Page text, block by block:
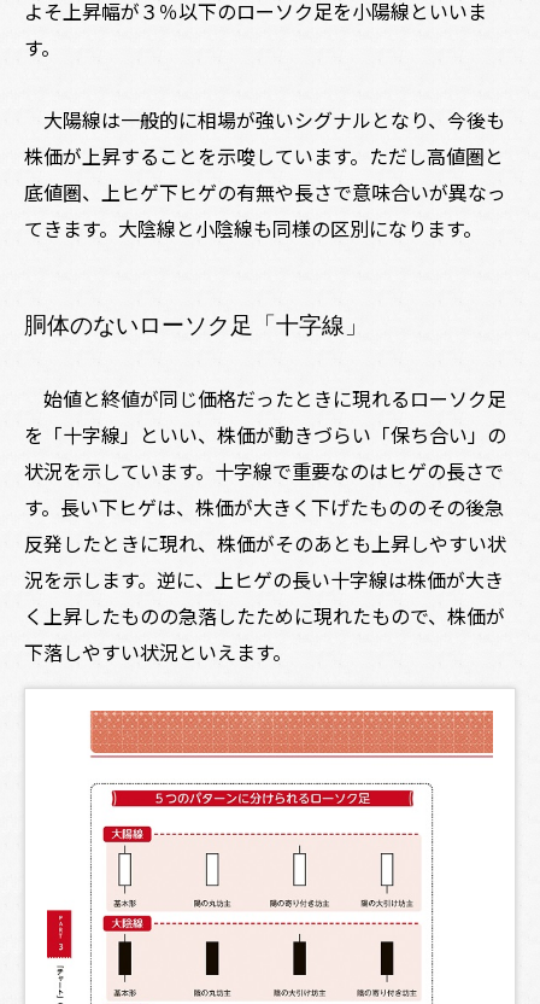
よそ上昇幅が３％以下のローソク足を小陽線といいま
す。
大陽線は一般的に相場が強いシグナルとなり、今後も
株価が上昇することを示唆しています。ただし高値圏と
底値圏、上ヒゲ下ヒゲの有無や長さで意味合いが異なっ
てきます。大陰線と小陰線も同様の区別になります。
胴体のないローソク足「十字線」
始値と終値が同じ価格だったときに現れるローソク足
を「十字線」といい、株価が動きづらい「保ち合い」の
状況を示しています。十字線で重要なのはヒゲの長さで
す。長い下ヒゲは、株価が大きく下げたもののその後急
反発したときに現れ、株価がそのあとも上昇しやすい状
況を示します。逆に、上ヒゲの長い十字線は株価が大き
く上昇したものの急落したために現れたもので、株価が
下落しやすい状況といえます。